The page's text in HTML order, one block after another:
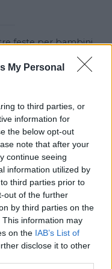
My Personal
to third parties, or
information for
the below opt-out
note that after your
continue seeing
information utilized by
third parties prior to
out of the further
by third parties on the
This information may
on the IAB’s List of
disclose it to other
feste per bambini
dalla sua
più strani e
musica,
In fondo